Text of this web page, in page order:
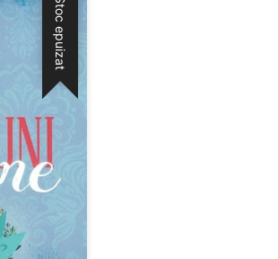
Stoc epuizat